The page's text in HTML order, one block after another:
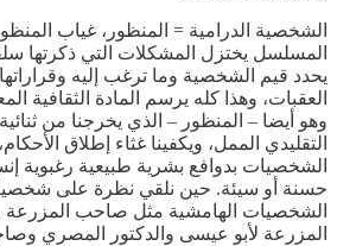
الشخصية الدرامية = المنظور، غياب
المسلسل يختزل المشكلات التي ذكرتها
يحدد قيم الشخصية وما ترغب إليه
العقبات، وهذا كله يرسم المادة الثقافية
وهو أيضا – المنظور – الذي يخرجنا من
التقليدي الممل، ويكفينا غثاء إطلاق
الشخصيات بدوافع بشرية طبيعية رغبوية
حسنة أو سيئة. حين نلقي نظرة على
الشخصيات الهامشية مثل صاحب المزرعة
المزرعة لأبو عيسى والدكتور المصري